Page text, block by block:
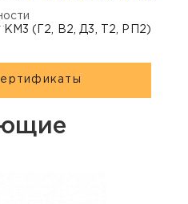
КМ3 (Г2, В2, Д3, Т2, РП2)